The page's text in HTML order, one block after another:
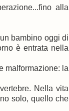
alla
bambino oggi di
è entrata nella
malformazione: la
Nella vita
solo, quello che